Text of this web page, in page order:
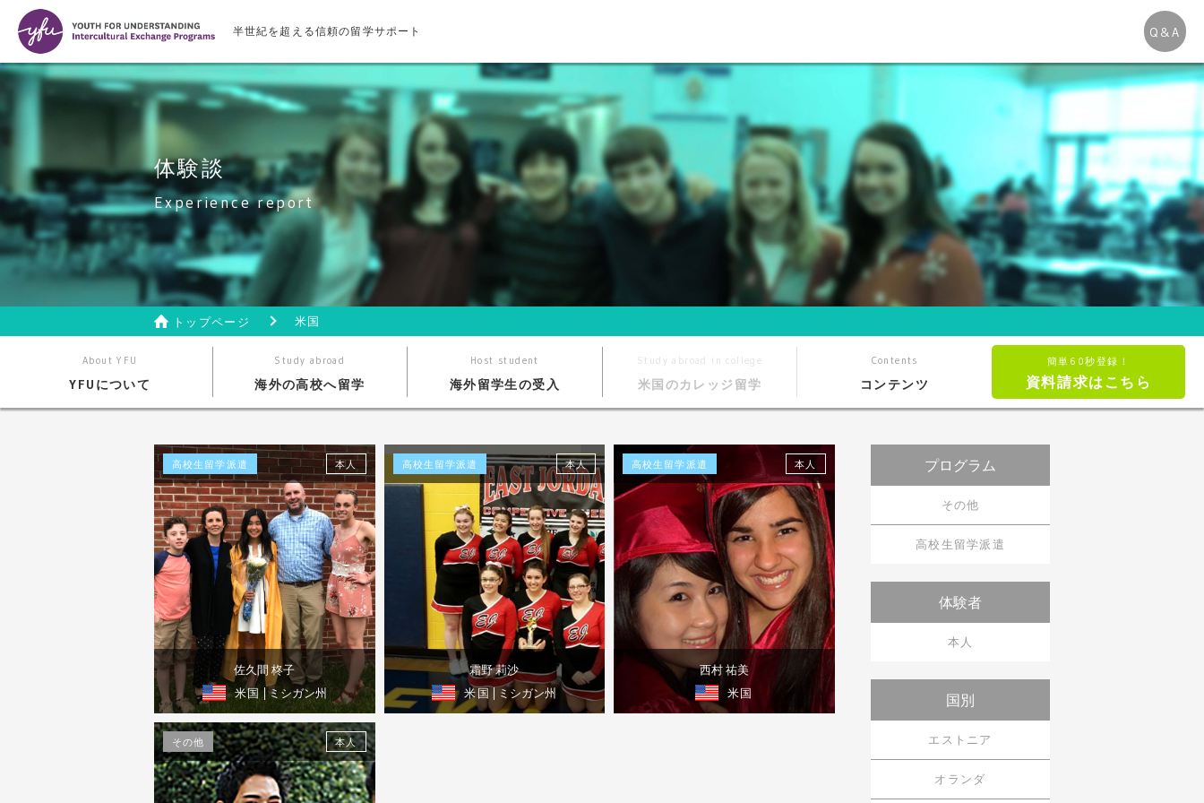
半世紀を超える信頼の留学サポート Q&A
体験談
Experience report
About YFU
YFUについて
Study abroad
海外の高校へ留学
Host student
海外留学生の受入
Study abroad in college
米国のカレッジ留学
Contents
コンテンツ
体験談
世界の留学情報
コラム
簡単60秒登録！
資料請求はこちら
トップページ 米国
高校生留学派遣 本人
佐久間 柊子
米国 | ミシガン州
体験談を見る
高校生留学派遣 本人
霜野 莉沙
米国 | ミシガン州
高校生留学派遣 本人
西村 祐美
米国
その他 本人
プログラム
その他
高校生留学派遣
体験者
本人
国別
エストニア
オランダ